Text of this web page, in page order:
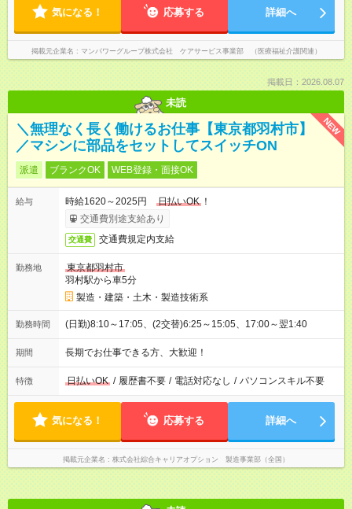
気になる！ 応募する 詳細へ
掲載元企業名 マンパワーグループ株式会社 ケアサービス事業部 （医療福祉介護関連）
掲載日：2026.08.07
未読
NEW
＼無理なく長く働けるお仕事【東京都羽村市】
／マシンに部品をセットしてスイッチON
派遣 ブランクOK WEB登録・面接OK
給与 時給1620～2025円 日払いOK ！
交通費別途支給あり
交通費 交通費規定内支給
勤務地
東京都羽村市
羽村駅から車5分
製造・建築・土木・製造技術系
勤務時間 (日勤)8:10～17:05、(2交替)6:25～15:05、17:00～翌1:40
期間 長期でお仕事できる方、大歓迎！
特徴 日払いOK / 履歴書不要 / 電話対応なし / パソコンスキル不要
気になる！ 応募する 詳細へ
掲載元企業名 株式会社綜合キャリアオプション 製造事業部（全国）